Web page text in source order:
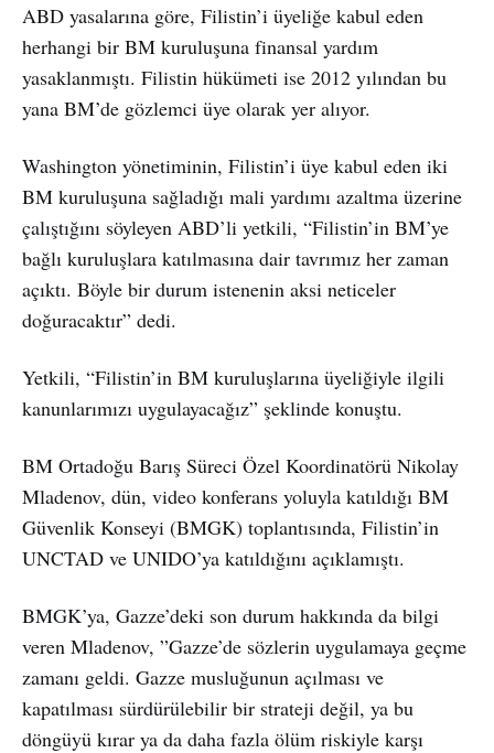
ABD yasalarına göre, Filistin’i üyeliğe kabul eden
herhangi bir BM kuruluşuna finansal yardım
yasaklanmıştı. Filistin hükümeti ise 2012 yılından bu
yana BM’de gözlemci üye olarak yer alıyor.
Washington yönetiminin, Filistin’i üye kabul eden iki
BM kuruluşuna sağladığı mali yardımı azaltma üzerine
çalıştığını söyleyen ABD’li yetkili, “Filistin’in BM’ye
bağlı kuruluşlara katılmasına dair tavrımız her zaman
açıktı. Böyle bir durum istenenin aksi neticeler
doğuracaktır” dedi.
Yetkili, “Filistin’in BM kuruluşlarına üyeliğiyle ilgili
kanunlarımızı uygulayacağız” şeklinde konuştu.
BM Ortadoğu Barış Süreci Özel Koordinatörü Nikolay
Mladenov, dün, video konferans yoluyla katıldığı BM
Güvenlik Konseyi (BMGK) toplantısında, Filistin’in
UNCTAD ve UNIDO’ya katıldığını açıklamıştı.
BMGK’ya, Gazze’deki son durum hakkında da bilgi
veren Mladenov, ”Gazze’de sözlerin uygulamaya geçme
zamanı geldi. Gazze musluğunun açılması ve
kapatılması sürdürülebilir bir strateji değil, ya bu
döngüyü kırar ya da daha fazla ölüm riskiyle karşı